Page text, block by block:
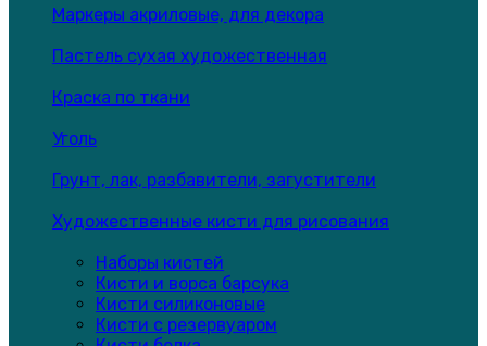
Маркеры акриловые, для декора
Пастель сухая художественная
Краска по ткани
Уголь
Грунт, лак, разбавители, загустители
Художественные кисти для рисования
Наборы кистей
Кисти и ворса барсука
Кисти силиконовые
Кисти с резервуаром